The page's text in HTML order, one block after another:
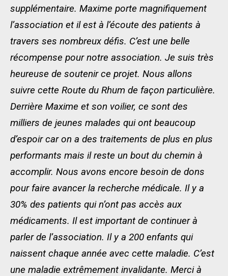
supplémentaire. Maxime porte magnifiquement
l’association et il est à l’écoute des patients à
travers ses nombreux défis. C’est une belle
récompense pour notre association. Je suis très
heureuse de soutenir ce projet. Nous allons
suivre cette Route du Rhum de façon particulière.
Derrière Maxime et son voilier, ce sont des
milliers de jeunes malades qui ont beaucoup
d’espoir car on a des traitements de plus en plus
performants mais il reste un bout du chemin à
accomplir. Nous avons encore besoin de dons
pour faire avancer la recherche médicale. Il y a
30% des patients qui n’ont pas accès aux
médicaments. Il est important de continuer à
parler de l’association. Il y a 200 enfants qui
naissent chaque année avec cette maladie. C’est
une maladie extrêmement invalidante. Merci à